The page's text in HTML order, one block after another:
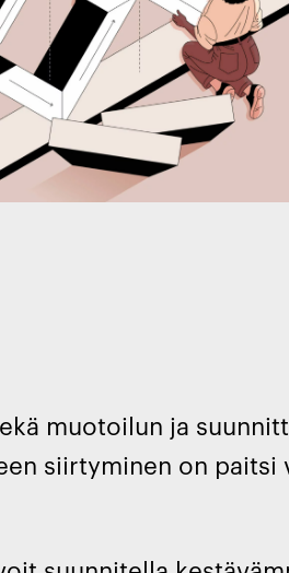
muotoilun ja
siirtyminen on paitsi